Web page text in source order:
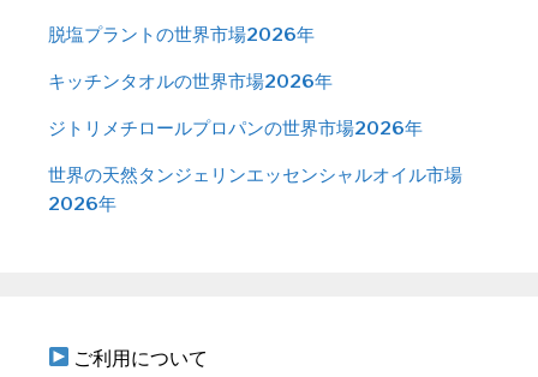
脱塩プラントの世界市場2026年
キッチンタオルの世界市場2026年
ジトリメチロールプロパンの世界市場2026年
世界の天然タンジェリンエッセンシャルオイル市場
2026年
ご利用について